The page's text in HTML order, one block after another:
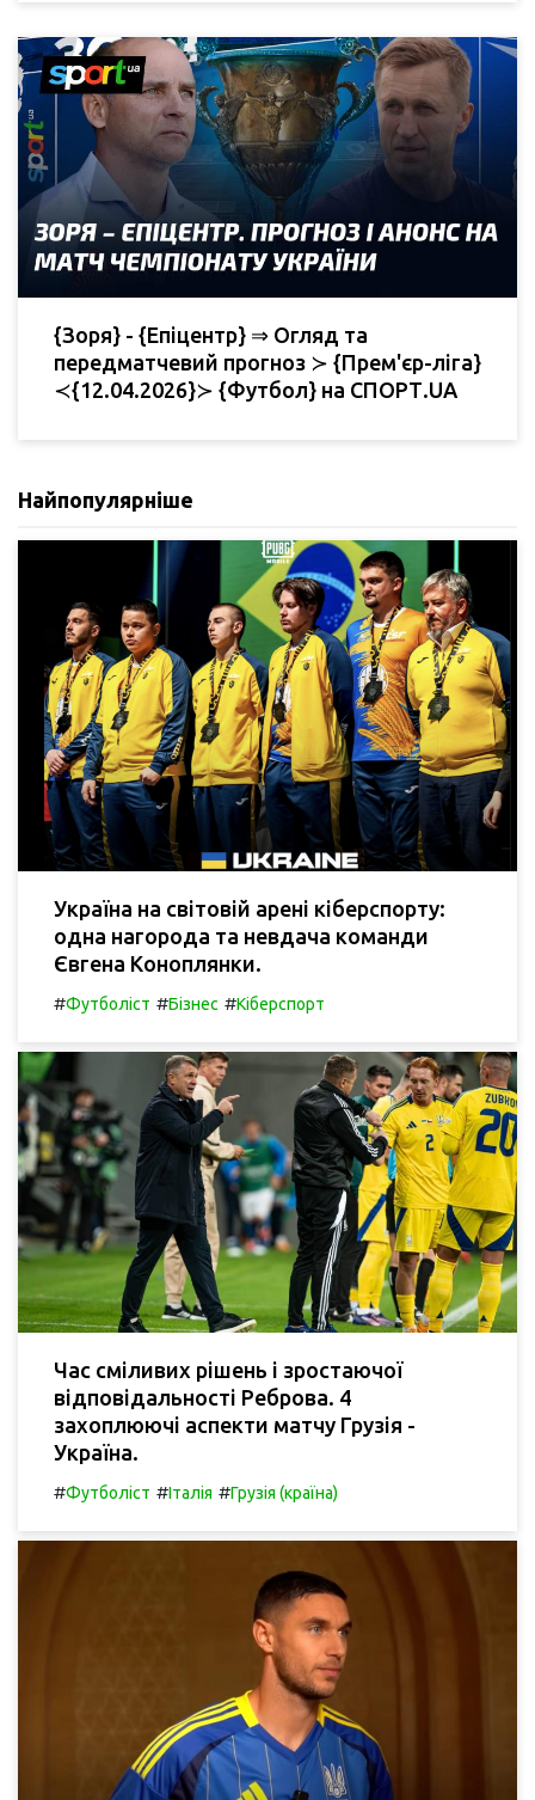
{Зоря} - {Епіцентр} ⇒ Огляд та
передматчевий прогноз ≻ {Прем'єр-ліга}
≺{12.04.2026}≻ {Футбол} на СПОРТ.UA
Найпопулярніше
Україна на світовій арені кіберспорту:
одна нагорода та невдача команди
Євгена Коноплянки.
#Футболіст #Бізнес #Кіберспорт
Час сміливих рішень і зростаючої
відповідальності Реброва. 4
захоплюючі аспекти матчу Грузія -
Україна.
#Футболіст #Італія #Грузія (країна)